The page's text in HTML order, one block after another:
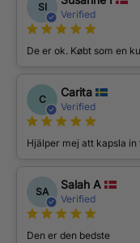
SI
Verified
De er ok. Købt som en
C
Carita
Verified
Hjälper mej att kapsla
SA
Salah A
Verified
Den er den bedste